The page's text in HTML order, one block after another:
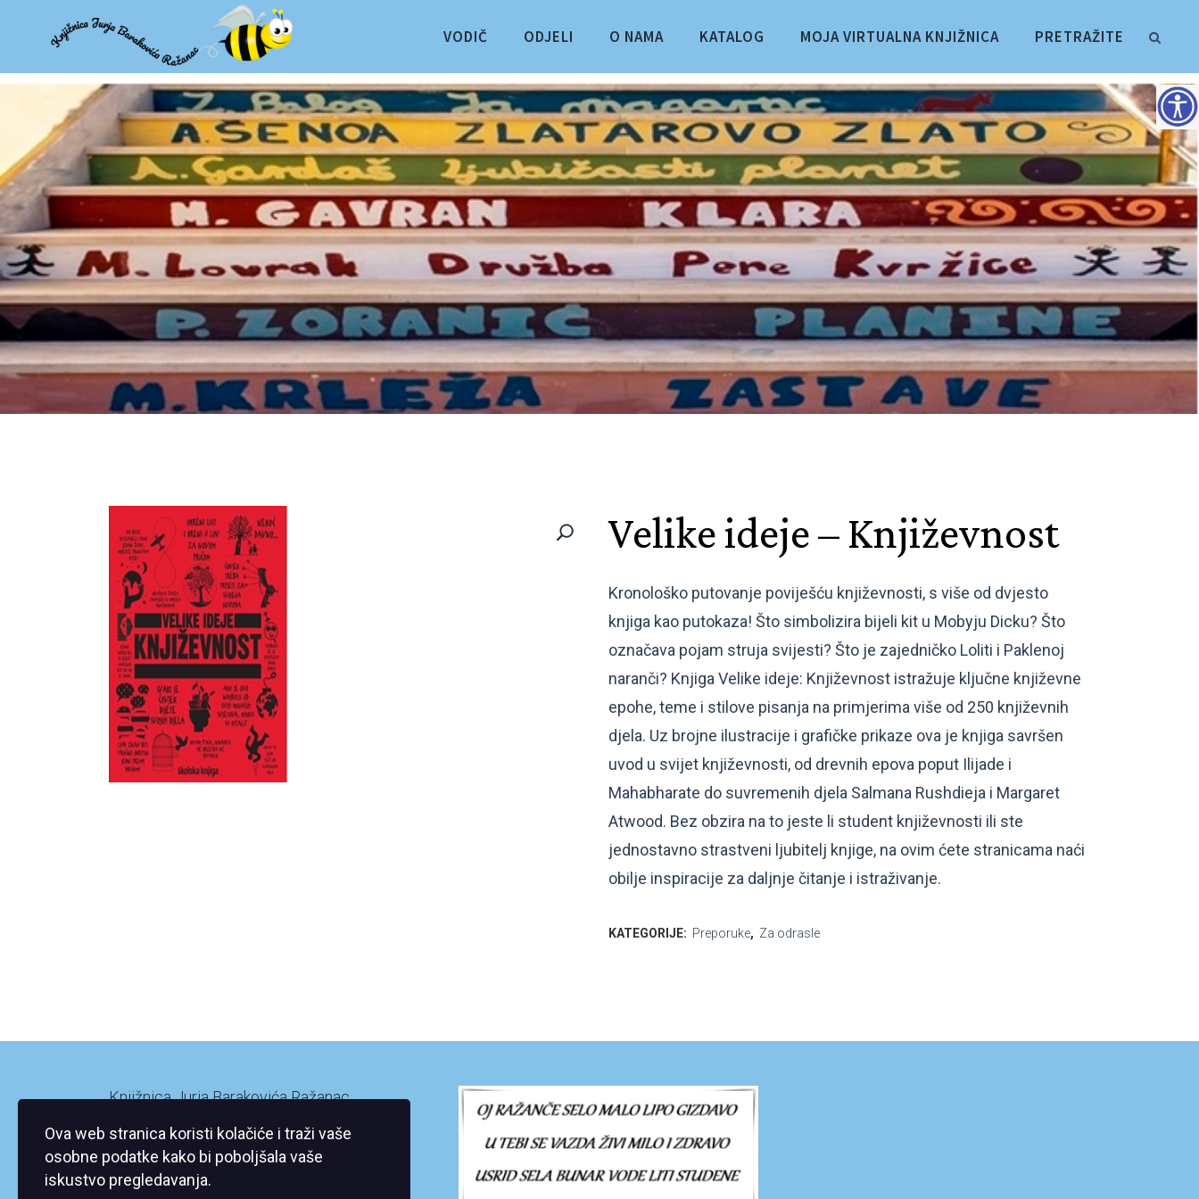
VODIČ ODJELI O NAMA KATALOG MOJA VIRTUALNA KNJIŽNICA PRETRAŽITE
Velike ideje – Književnost
Kronološko putovanje poviješću književnosti, s više od dvjesto
knjiga kao putokaza! Što simbolizira bijeli kit u Mobyju Dicku? Što
označava pojam struja svijesti? Što je zajedničko Loliti i Paklenoj
naranči? Knjiga Velike ideje: Književnost istražuje ključne književne
epohe, teme i stilove pisanja na primjerima više od 250 književnih
djela. Uz brojne ilustracije i grafičke prikaze ova je knjiga savršen
uvod u svijet književnosti, od drevnih epova poput Ilijade i
Mahabharate do suvremenih djela Salmana Rushdieja i Margaret
Atwood. Bez obzira na to jeste li student književnosti ili ste
jednostavno strastveni ljubitelj knjige, na ovim ćete stranicama naći
obilje inspiracije za daljnje čitanje i istraživanje.
KATEGORIJE: Preporuke, Za odrasle
Knjižnica Jurja Barakovića Ražanac
23248 Ražanac
Ova web stranica koristi kolačiće i traži vaše
osobne podatke kako bi poboljšala vaše
iskustvo pregledavanja.